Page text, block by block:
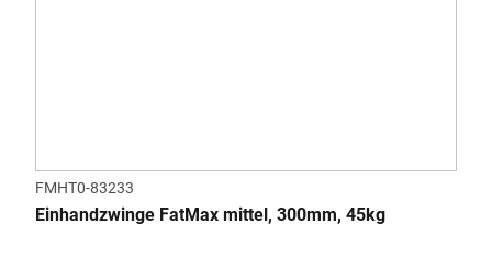
FMHT0-83233
Einhandzwinge FatMax mittel, 300mm, 45kg